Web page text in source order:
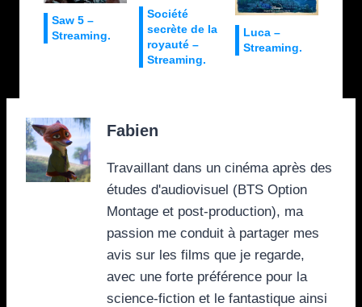
Saw 5 –
Streaming.
Société
secrète de la
royauté –
Streaming.
Luca –
Streaming.
Fabien
Travaillant dans un cinéma après des
études d'audiovisuel (BTS Option
Montage et post-production), ma
passion me conduit à partager mes
avis sur les films que je regarde,
avec une forte préférence pour la
science-fiction et le fantastique ainsi